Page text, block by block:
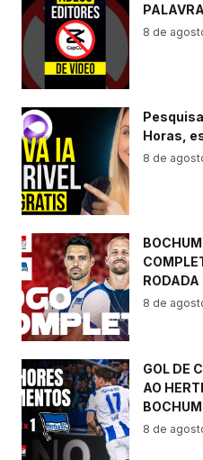
8 de
Horas,
8 de
RODADA
8 de
GOL DE
AO
8 de